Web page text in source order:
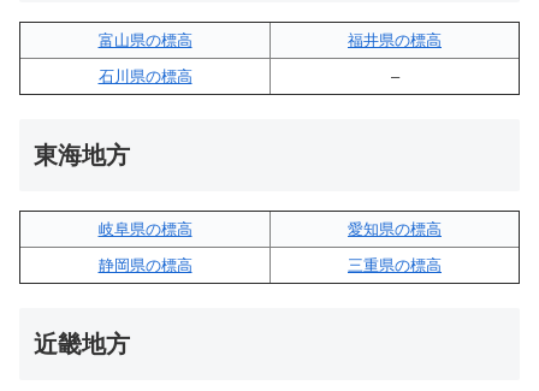
富山県の標高
福井県の標高
石川県の標高
–
東海地方
岐阜県の標高
愛知県の標高
静岡県の標高
三重県の標高
近畿地方